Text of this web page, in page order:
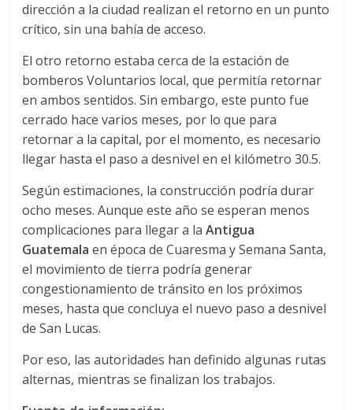
n
a
r
a
e
n
C
o
dirección a la ciudad realizan el retorno en un punto
crítico, sin una bahía de acceso.
El otro retorno estaba cerca de la estación de
bomberos Voluntarios local, que permitía retornar
en ambos sentidos. Sin embargo, este punto fue
cerrado hace varios meses, por lo que para
retornar a la capital, por el momento, es necesario
llegar hasta el paso a desnivel en el kilómetro 30.5.
Según estimaciones, la construcción podría durar
ocho meses. Aunque este año se esperan menos
complicaciones para llegar a laAntigua
Guatemala en época de Cuaresma y Semana Santa,
el movimiento de tierra podría generar
congestionamiento de tránsito en los próximos
meses, hasta que concluya el nuevo paso a desnivel
de San Lucas.
Por eso, las autoridades han definido algunas rutas
alternas, mientras se finalizan los trabajos.